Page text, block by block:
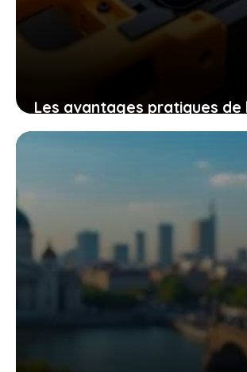
Les avantages pratiques de
tronçonneuse güde mk 18-